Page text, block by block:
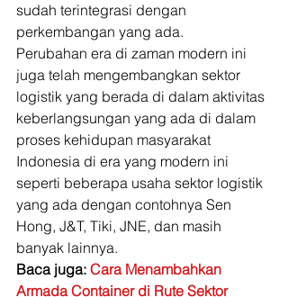
sudah terintegrasi dengan
perkembangan yang ada.
Perubahan era di zaman modern ini
juga telah mengembangkan sektor
logistik yang berada di dalam aktivitas
keberlangsungan yang ada di dalam
proses kehidupan masyarakat
Indonesia di era yang modern ini
seperti beberapa usaha sektor logistik
yang ada dengan contohnya Sen
Hong, J&T, Tiki, JNE, dan masih
banyak lainnya.
Baca juga: Cara Menambahkan
Armada Container di Rute Sektor